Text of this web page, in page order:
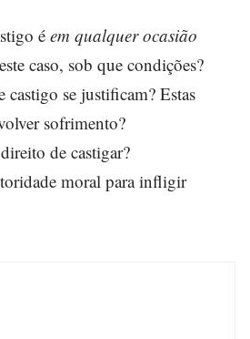
é em qualquer ocasião
caso, sob que condições?
castigo se justificam? Estas
sofrimento?
de castigar?
moral para infligir